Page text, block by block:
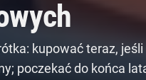
kupować teraz, jeśli
poczekać do końca